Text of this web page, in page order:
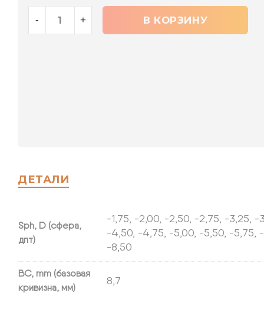
ДЕТАЛИ
Sph, D (сфера,
дпт)
-1,75, -2,00, -2,50, -2,75, -3,25, -
-4,50, -4,75, -5,00, -5,50, -5,75,
-8,50
BC, mm (базовая
кривизна, мм)
8,7